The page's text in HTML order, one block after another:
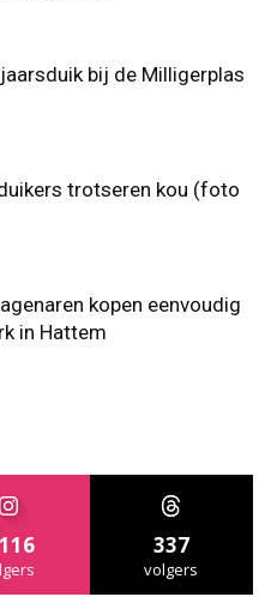
bij de Milligerplas
trotseren kou (foto
kopen eenvoudig
in Hattem
337
volgers